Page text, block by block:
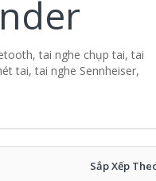
tai nghe chụp tai, tai
tai, tai nghe Sennheiser,
Sắp Xếp